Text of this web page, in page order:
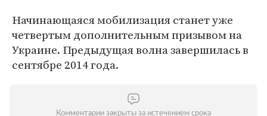
Начинающаяся мобилизация станет уже
четвертым дополнительным призывом на
Украине. Предыдущая волна завершилась в
сентябре 2014 года.
Комментарии закрыты за истечением срока